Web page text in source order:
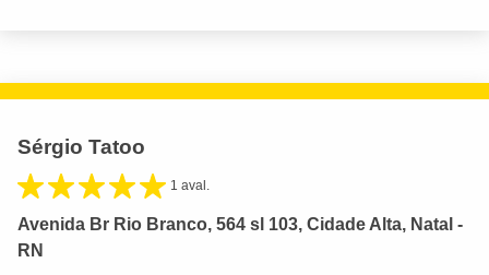
Sérgio Tatoo
1 aval.
Avenida Br Rio Branco, 564 sl 103, Cidade Alta, Natal -
RN